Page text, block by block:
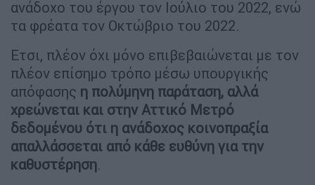
ανάδοχο του έργου τον Ιούλιο του 2022, ενώ
τα φρέατα τον Οκτώβριο του 2022.
Ετσι, πλέον όχι μόνο επιβεβαιώνεται με τον
πλέον επίσημο τρόπo μέσω υπουργικής
απόφασης η πολύμηνη παράταση, αλλά
χρεώνεται και στην Αττικό Μετρό
δεδομένου ότι η ανάδοχος κοινοπραξία
απαλλάσσεται από κάθε ευθύνη για την
καθυστέρηση.